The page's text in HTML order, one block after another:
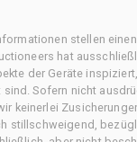
stellen
hat
der Geräte
Sofern nicht
keinerlei
stillschweigend,